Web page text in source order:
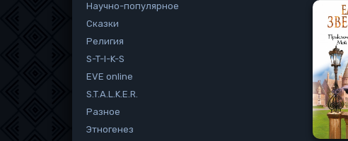
Научно-популярное
Сказки
Религия
S-T-I-K-S
EVE online
S.T.A.L.K.E.R.
Разное
Этногенез